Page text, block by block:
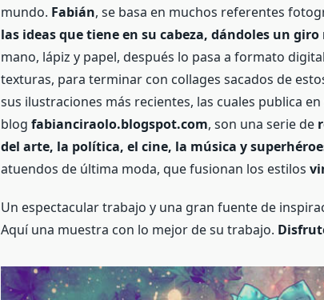
mundo. Fabián, se basa en muchos referentes
las ideas que tiene en su cabeza, dándoles un giro
mano, lápiz y papel, después lo pasa a formato
texturas, para terminar con collages sacados de
sus ilustraciones más recientes, las cuales publica en
blog fabianciraolo.blogspot.com, son una serie de
del arte, la política, el cine, la música y
atuendos de última moda, que fusionan los estilos
Un espectacular trabajo y una gran fuente de
Aquí una muestra con lo mejor de su trabajo.